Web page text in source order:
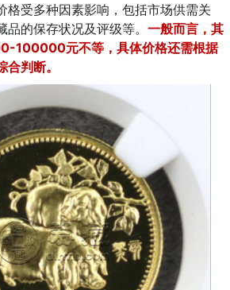
格受多种因素影响，包括市场供需关
的保存状况及评级等。 一般而言，其
100000元不等，具体价格还需根据
判断。